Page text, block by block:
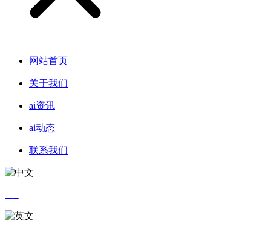
网站首页
关于我们
ai资讯
ai动态
联系我们